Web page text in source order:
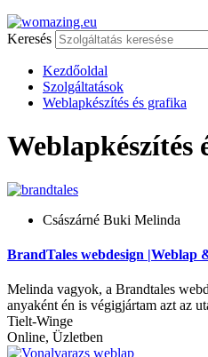
Keresés
Kezdőoldal
Szolgáltatások
Weblapkészítés és grafika
Weblapkészítés
Császárné Buki Melinda
BrandTales webdesign
Melinda vagyok, a Brandtales
anyaként én is végigjártam azt az
Tielt-Winge
Online, Üzletben